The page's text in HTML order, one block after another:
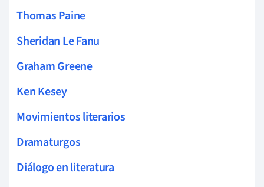
Thomas Paine
Sheridan Le Fanu
Graham Greene
Ken Kesey
Movimientos literarios
Dramaturgos
Diálogo en literatura